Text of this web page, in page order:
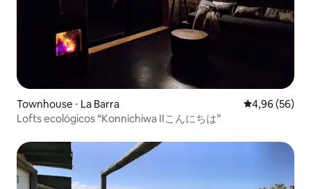
Townhouse ⋅ La Barra 4,96 de uma
4,96 (56)
Lofts ecológicos “Konnichiwa IIこんにちは”